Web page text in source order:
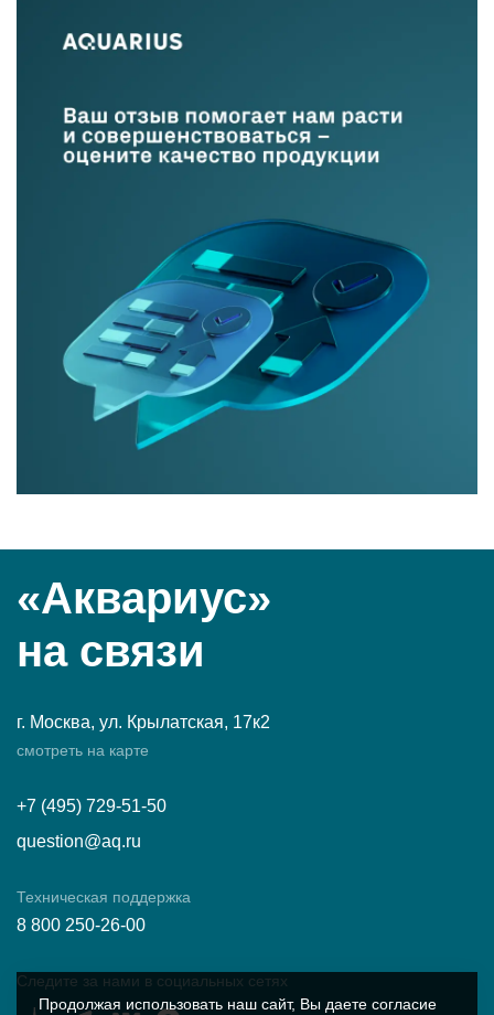
«Аквариус»
на связи
г. Москва, ул. Крылатская, 17к2
смотреть на карте
+7 (495) 729-51-50
question@aq.ru
Техническая поддержка
8 800 250-26-00
Следите за нами в социальных сетях
Продолжая использовать наш сайт, Вы даете согласие